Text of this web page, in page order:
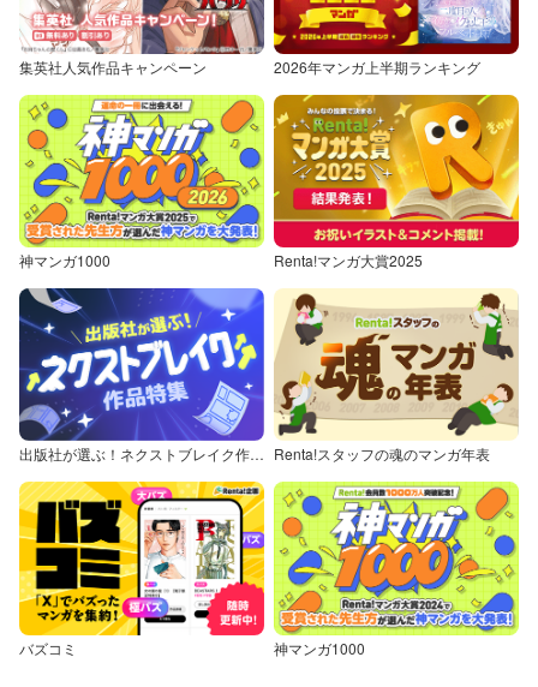
集英社人気作品キャンペーン 2026年マンガ上半期ランキング
神マンガ1000 Renta!マンガ大賞2025
出版社が選ぶ！ネクストブレイク作品特集 Renta!スタッフの魂のマンガ年表
バズコミ 神マンガ1000